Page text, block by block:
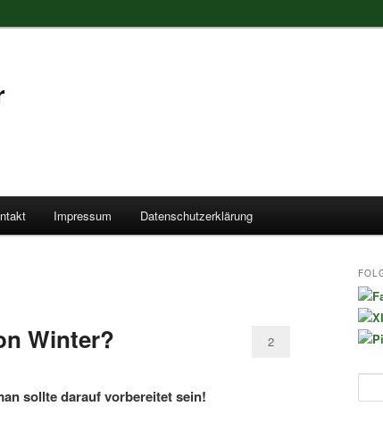
Impressum Datenschutzerklärung
Winter? 2
sollte darauf vorbereitet sein!
u